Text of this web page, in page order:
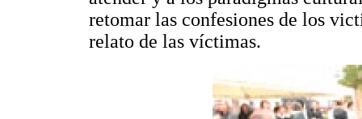
retomar las confesiones de los
relato de las víctimas.